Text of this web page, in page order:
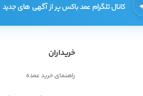
کانال تلگرام عمد باکس پر از آگهی های جدید
خریداران
راهنمای خرید عمده